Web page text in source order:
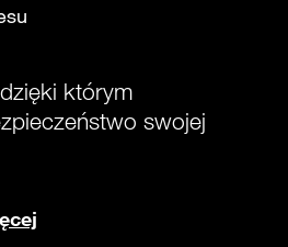
którym
swojej